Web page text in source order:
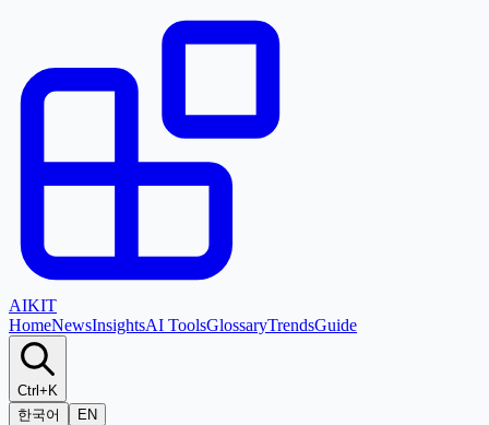
AIKIT
HomeNewsInsightsAI ToolsGlossaryTrendsGuide
Ctrl+K
한국어
EN